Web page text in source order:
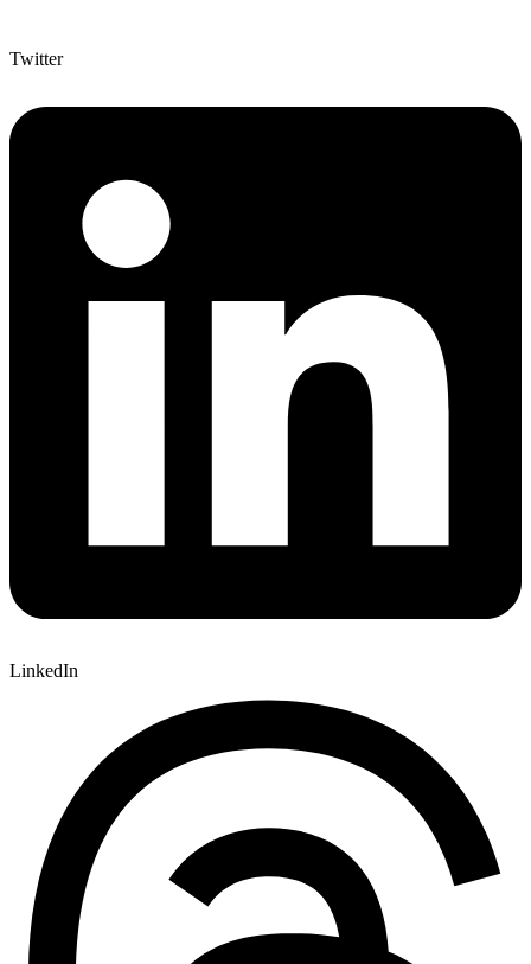
Twitter
LinkedIn